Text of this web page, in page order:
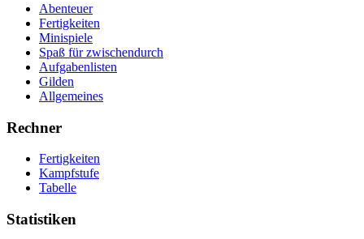
Abenteuer
Fertigkeiten
Minispiele
Spaß für zwischendurch
Aufgabenlisten
Gilden
Allgemeines
Rechner
Fertigkeiten
Kampfstufe
Tabelle
Statistiken